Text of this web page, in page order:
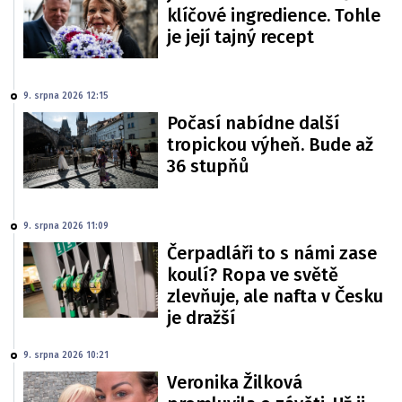
klíčové ingredience. Tohle
je její tajný recept
9. srpna 2026 12:15
Počasí nabídne další
tropickou výheň. Bude až
36 stupňů
9. srpna 2026 11:09
Čerpadláři to s námi zase
koulí? Ropa ve světě
zlevňuje, ale nafta v Česku
je dražší
9. srpna 2026 10:21
Veronika Žilková